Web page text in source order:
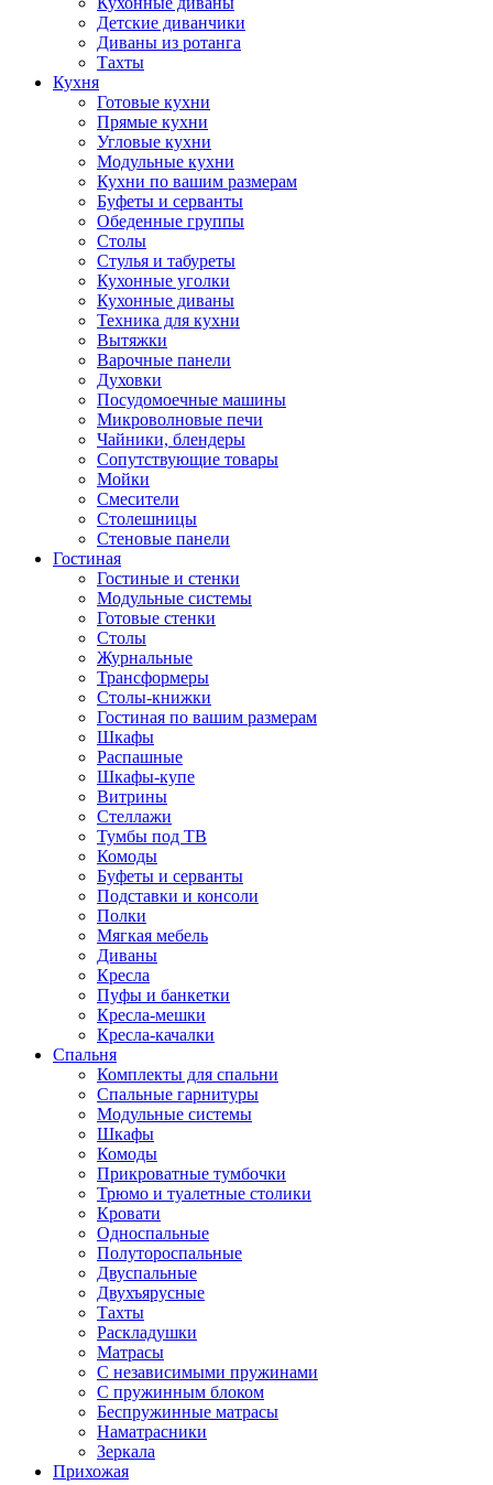
Детские диванчики
Диваны из ротанга
Тахты
Кухня
Готовые кухни
Прямые кухни
Угловые кухни
Модульные кухни
Кухни по вашим размерам
Буфеты и серванты
Обеденные группы
Столы
Стулья и табуреты
Кухонные уголки
Кухонные диваны
Техника для кухни
Вытяжки
Варочные панели
Духовки
Посудомоечные машины
Микроволновые печи
Чайники, блендеры
Сопутствующие товары
Мойки
Смесители
Столешницы
Стеновые панели
Гостиная
Гостиные и стенки
Модульные системы
Готовые стенки
Столы
Журнальные
Трансформеры
Столы-книжки
Гостиная по вашим размерам
Шкафы
Распашные
Шкафы-купе
Витрины
Стеллажи
Тумбы под ТВ
Комоды
Буфеты и серванты
Подставки и консоли
Полки
Мягкая мебель
Диваны
Кресла
Пуфы и банкетки
Кресла-мешки
Кресла-качалки
Спальня
Комплекты для спальни
Спальные гарнитуры
Модульные системы
Шкафы
Комоды
Прикроватные тумбочки
Трюмо и туалетные столики
Кровати
Односпальные
Полутороспальные
Двуспальные
Двухъярусные
Тахты
Раскладушки
Матрасы
С независимыми пружинами
С пружинным блоком
Беспружинные матрасы
Наматрасники
Зеркала
Прихожая